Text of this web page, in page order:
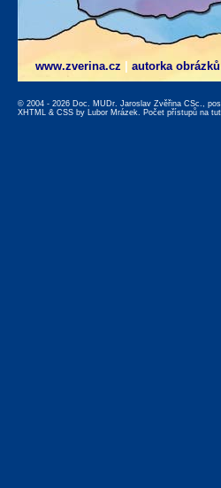
www.zverina.cz autorka
© 2004 - 2026 Doc. MUDr. Jaroslav Zvěřina CSc.,
XHTML & CSS by Lubor Mrázek. Počet přístupů na